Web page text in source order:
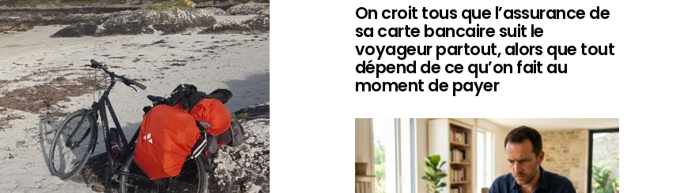
On croit tous que l’assurance de
sa carte bancaire suit le
voyageur partout, alors que tout
dépend de ce qu’on fait au
moment de payer